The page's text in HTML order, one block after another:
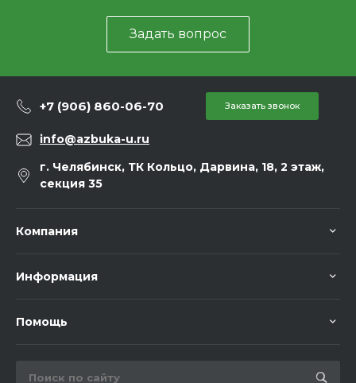
Задать вопрос
+7 (906) 860-06-70 Заказать звонок
info@azbuka-u.ru
г. Челябинск, ТК Кольцо, Дарвина, 18, 2 этаж,
секция 35
Компания
Информация
Помощь